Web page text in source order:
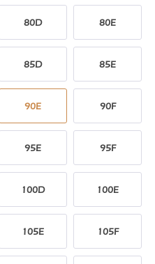
80D 80E
85D 85E
90E 90F
95E 95F
100D 100E
105E 105F